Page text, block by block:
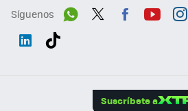
Síguenos
Suscríbete a